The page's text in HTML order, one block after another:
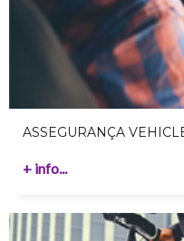
ASSEGURANÇA
+ info...